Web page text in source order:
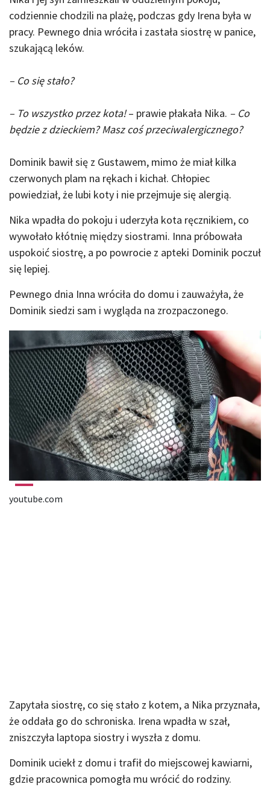
codziennie chodzili na plażę, podczas gdy Irena była w
pracy. Pewnego dnia wróciła i zastała siostrę w panice,
szukającą leków.
– Co się stało?
– To wszystko przez kota!– prawie płakała Nika. – Co
będzie z dzieckiem? Masz coś przeciwalergicznego?
Dominik bawił się z Gustawem, mimo że miał kilka
czerwonych plam na rękach i kichał. Chłopiec
powiedział, że lubi koty i nie przejmuje się alergią.
Nika wpadła do pokoju i uderzyła kota ręcznikiem, co
wywołało kłótnię między siostrami. Inna próbowała
uspokoić siostrę, a po powrocie z apteki Dominik poczuł
się lepiej.
Pewnego dnia Inna wróciła do domu i zauważyła, że
Dominik siedzi sam i wygląda na zrozpaczonego.
youtube.com
Zapytała siostrę, co się stało z kotem, a Nika przyznała,
że oddała go do schroniska. Irena wpadła w szał,
zniszczyła laptopa siostry i wyszła z domu.
Dominik uciekł z domu i trafił do miejscowej kawiarni,
gdzie pracownica pomogła mu wrócić do rodziny.